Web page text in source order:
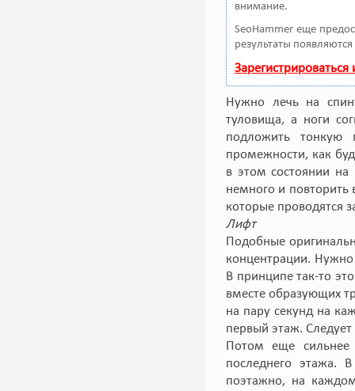
внимание.
SeoHammer еще
результаты
Нужно лечь на
туловища, а ноги
подложить тонкую
промежности, как
в этом состоянии на
немного и повторить
которые проводятся
Лифт
Подобные
концентрации.
В принципе так-то
вместе образующих
на пару секунд на
первый этаж.
Потом еще сильнее
последнего этажа.
поэтажно, на